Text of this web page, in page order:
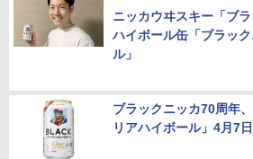
ニッカウヰスキー「ブ
ハイボール缶「ブラッ
ル」
ブラックニッカ70周年
リアハイボール」4月7